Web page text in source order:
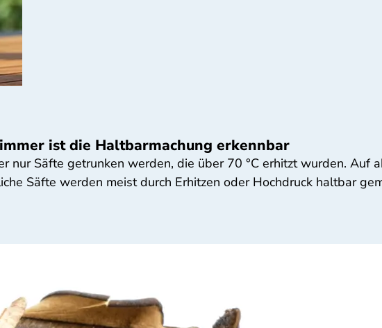
ist die Haltbarmachung erkennbar
nur Säfte getrunken werden, die über 70 °C erhitzt wurden. Auf
Säfte werden meist durch Erhitzen oder Hochdruck haltbar